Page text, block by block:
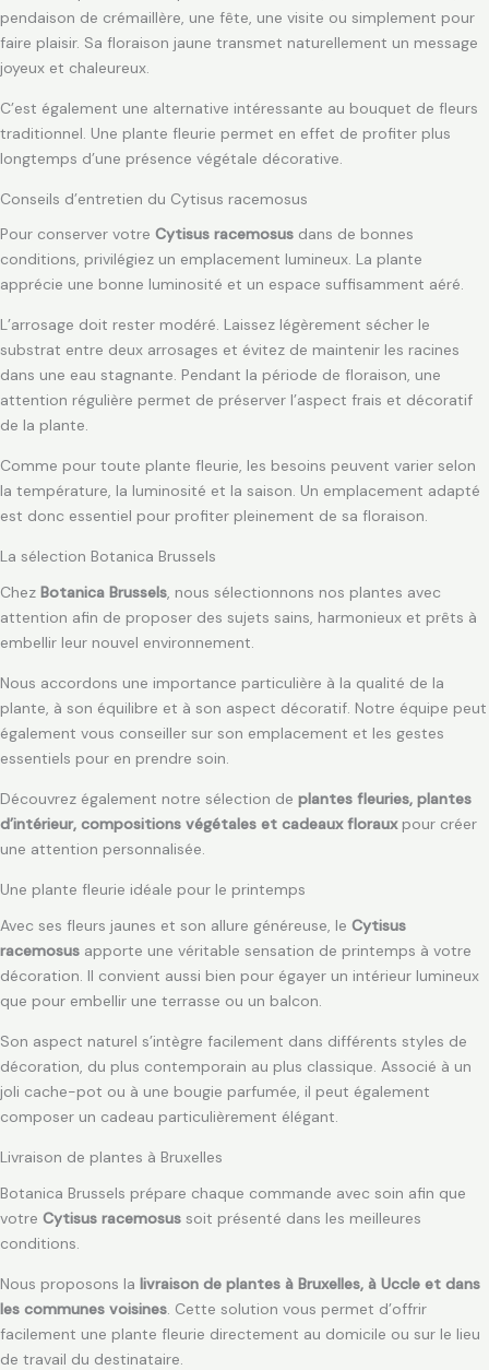
pendaison de crémaillère, une fête, une visite ou simplement pour
faire plaisir. Sa floraison jaune transmet naturellement un message
joyeux et chaleureux.
C’est également une alternative intéressante au bouquet de fleurs
traditionnel. Une plante fleurie permet en effet de profiter plus
longtemps d’une présence végétale décorative.
Conseils d’entretien du Cytisus racemosus
Pour conserver votre Cytisus racemosus dans de bonnes
conditions, privilégiez un emplacement lumineux. La plante
apprécie une bonne luminosité et un espace suffisamment aéré.
L’arrosage doit rester modéré. Laissez légèrement sécher le
substrat entre deux arrosages et évitez de maintenir les racines
dans une eau stagnante. Pendant la période de floraison, une
attention régulière permet de préserver l’aspect frais et décoratif
de la plante.
Comme pour toute plante fleurie, les besoins peuvent varier selon
la température, la luminosité et la saison. Un emplacement adapté
est donc essentiel pour profiter pleinement de sa floraison.
La sélection Botanica Brussels
Chez Botanica Brussels, nous sélectionnons nos plantes avec
attention afin de proposer des sujets sains, harmonieux et prêts à
embellir leur nouvel environnement.
Nous accordons une importance particulière à la qualité de la
plante, à son équilibre et à son aspect décoratif. Notre équipe peut
également vous conseiller sur son emplacement et les gestes
essentiels pour en prendre soin.
Découvrez également notre sélection de plantes fleuries, plantes
d’intérieur, compositions végétales et cadeaux florauxpour créer
une attention personnalisée.
Une plante fleurie idéale pour le printemps
Avec ses fleurs jaunes et son allure généreuse, le Cytisus
racemosus apporte une véritable sensation de printemps à votre
décoration. Il convient aussi bien pour égayer un intérieur lumineux
que pour embellir une terrasse ou un balcon.
Son aspect naturel s’intègre facilement dans différents styles de
décoration, du plus contemporain au plus classique. Associé à un
joli cache-pot ou à une bougie parfumée, il peut également
composer un cadeau particulièrement élégant.
Livraison de plantes à Bruxelles
Botanica Brussels prépare chaque commande avec soin afin que
votre Cytisus racemosus soit présenté dans les meilleures
conditions.
Nous proposons la livraison de plantes à Bruxelles, à Uccle et dans
les communes voisines. Cette solution vous permet d’offrir
facilement une plante fleurie directement au domicile ou sur le lieu
de travail du destinataire.